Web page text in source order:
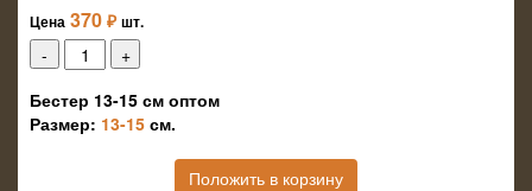
Цена 370 ₽ шт.
Бестер 13-15 см оптом
Размер: 13-15 см.
Положить в корзину